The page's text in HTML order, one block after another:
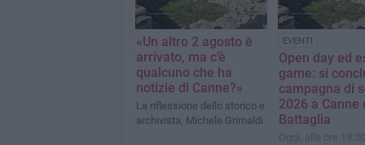
«Un altro 2 agosto è
arrivato, ma c’è
qualcuno che ha
notizie di Canne?»
La riflessione dello storico e
archivista, Michele Grimaldi
EVENTI
Open day ed
game: si
campagna di
2026 a Canne
Battaglia
Oggi, alle ore